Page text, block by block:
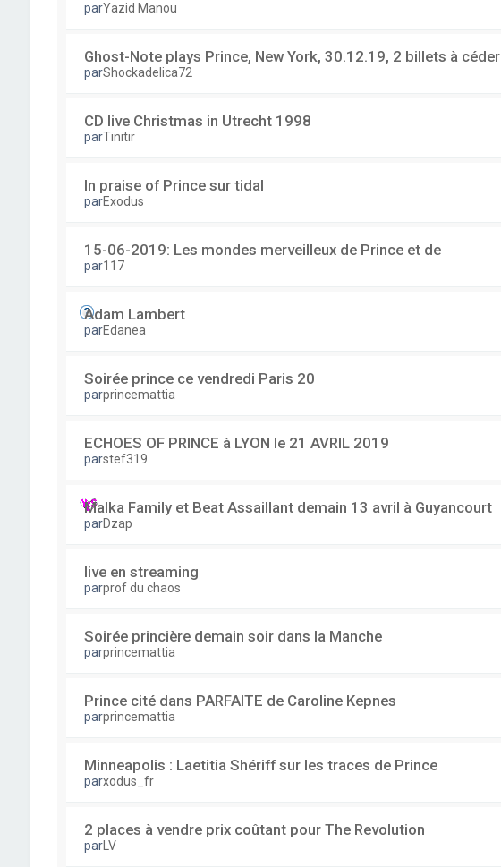
parYazid Manou
Ghost-Note plays Prince, New York, 30.12.19, 2 billets à céder
parShockadelica72
CD live Christmas in Utrecht 1998
parTinitir
In praise of Prince sur tidal
parExodus
15-06-2019: Les mondes merveilleux de Prince et de
par117
Adam Lambert
parEdanea
Soirée prince ce vendredi Paris 20
parprincemattia
ECHOES OF PRINCE à LYON le 21 AVRIL 2019
parstef319
Malka Family et Beat Assaillant demain 13 avril à Guyancourt
parDzap
live en streaming
parprof du chaos
Soirée princière demain soir dans la Manche
parprincemattia
Prince cité dans PARFAITE de Caroline Kepnes
parprincemattia
Minneapolis : Laetitia Shériff sur les traces de Prince
parxodus_fr
2 places à vendre prix coûtant pour The Revolution
parLV